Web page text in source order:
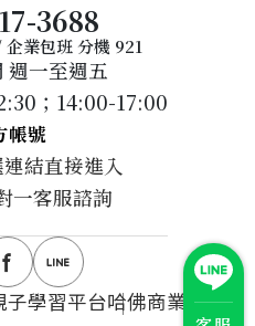
3688
業包班 分機 921
週一至週五
；14:00-17:00
帳號
結直接進入
一客服諮詢
子學習平台哈佛商業評論